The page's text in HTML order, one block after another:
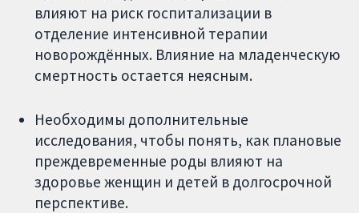
влияют на риск госпитализации в
отделение интенсивной терапии
новорождённых. Влияние на младенческую
смертность остается неясным.
Необходимы дополнительные
исследования, чтобы понять, как плановые
преждевременные роды влияют на
здоровье женщин и детей в долгосрочной
перспективе.